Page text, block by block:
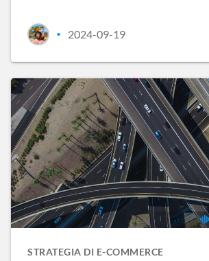
• 2024-09-19
STRATEGIA DI E-COMMERCE